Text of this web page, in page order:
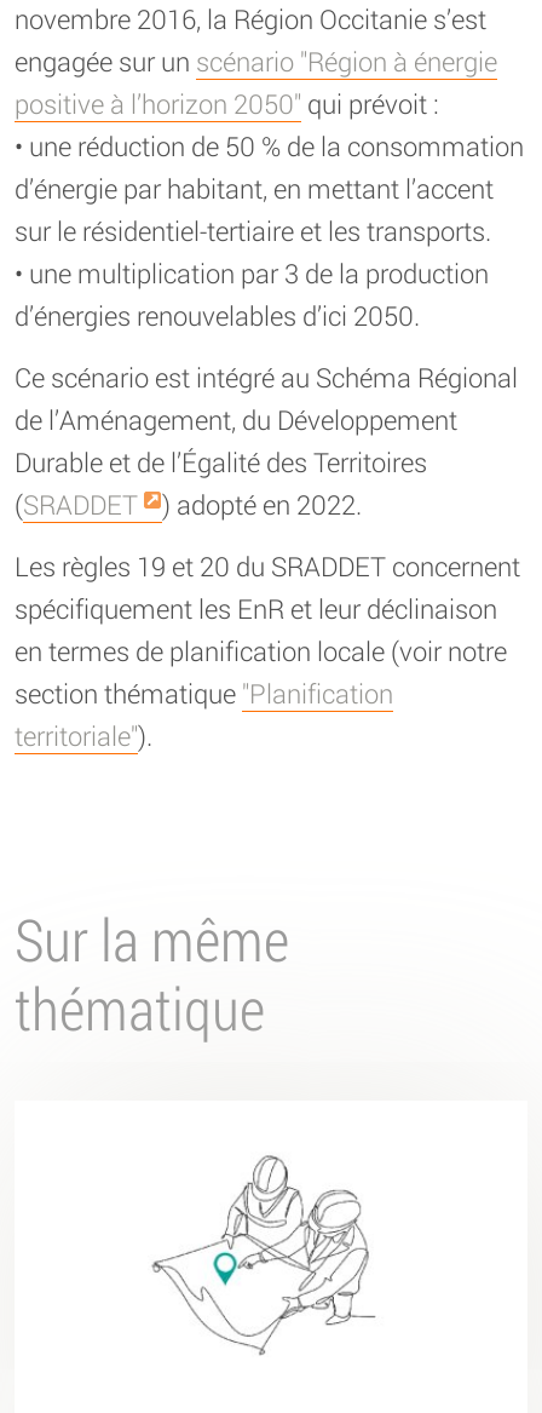
novembre 2016, la Région Occitanie s’est
engagée sur un scénario "Région à énergie
positive à l’horizon 2050" qui prévoit :
• une réduction de 50 % de la consommation
d’énergie par habitant, en mettant l’accent
sur le résidentiel-tertiaire et les transports.
• une multiplication par 3 de la production
d’énergies renouvelables d’ici 2050.
Ce scénario est intégré au Schéma Régional
de l’Aménagement, du Développement
Durable et de l’Égalité des Territoires
(SRADDET
) adopté en 2022.
Les règles 19 et 20 du SRADDET concernent
spécifiquement les EnR et leur déclinaison
en termes de planification locale (voir notre
section thématique "Planification
territoriale").
Sur la même
thématique